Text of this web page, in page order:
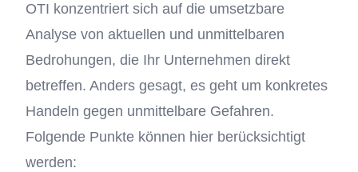
OTI konzentriert sich auf die umsetzbare
Analyse von aktuellen und unmittelbaren
Bedrohungen, die Ihr Unternehmen direkt
betreffen. Anders gesagt, es geht um konkretes
Handeln gegen unmittelbare Gefahren.
Folgende Punkte können hier berücksichtigt
werden: